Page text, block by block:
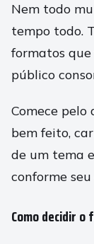
Nem todo
tempo todo.
formatos que
público
Comece
bem feito,
de um tema
conforme
Como decidir